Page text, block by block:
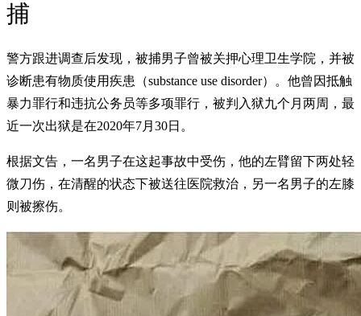
捕
警方跟进调查后发现，被捕男子曾被关押心理卫生学院，并被
诊断患有物质使用疾患（substance use disorder）。他曾因抵触
暴力罪行和违抗公务员等多项罪行，被判入狱九个月两周，最
近一次出狱是在2020年7月30日。
根据文告，一名男子在这起事故中受伤，他的左臂留下两处轻
微刀伤，在清醒的状态下被送往医院救治，另一名男子的左膝
则被擦伤。